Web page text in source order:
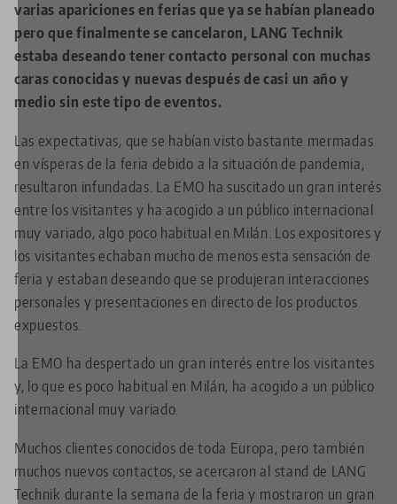
varias apariciones en ferias que ya se habían planeado
pero que finalmente se cancelaron, LANG Technik
estaba deseando tener contacto personal con muchas
caras conocidas y nuevas después de casi un año y
medio sin este tipo de eventos.
Las expectativas, que se habían visto bastante mermadas
en vísperas de la feria debido a la situación de pandemia,
resultaron infundadas. La EMO ha suscitado un gran interés
entre los visitantes y ha acogido a un público internacional
muy variado, algo poco habitual en Milán. Los expositores y
los visitantes echaban mucho de menos esta sensación de
feria y estaban deseando que se produjeran interacciones
personales y presentaciones en directo de los productos
expuestos.
La EMO ha despertado un gran interés entre los visitantes
y, lo que es poco habitual en Milán, ha acogido a un público
internacional muy variado.
Muchos clientes conocidos de toda Europa, pero también
muchos nuevos contactos, se acercaron al stand de LANG
Technik durante la semana de la feria y mostraron un gran